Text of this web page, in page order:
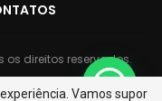
os direitos reservados.
Vamos supor